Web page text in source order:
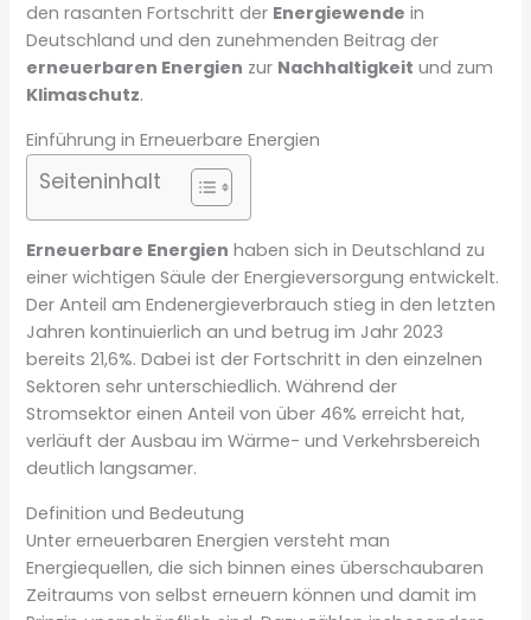
den rasanten Fortschritt der Energiewende in
Deutschland und den zunehmenden Beitrag der
erneuerbaren Energien zur Nachhaltigkeit und zum
Klimaschutz.
Einführung in Erneuerbare Energien
Seiteninhalt
Erneuerbare Energien haben sich in Deutschland zu
einer wichtigen Säule der Energieversorgung entwickelt.
Der Anteil am Endenergieverbrauch stieg in den letzten
Jahren kontinuierlich an und betrug im Jahr 2023
bereits 21,6%. Dabei ist der Fortschritt in den einzelnen
Sektoren sehr unterschiedlich. Während der
Stromsektor einen Anteil von über 46% erreicht hat,
verläuft der Ausbau im Wärme- und Verkehrsbereich
deutlich langsamer.
Definition und Bedeutung
Unter erneuerbaren Energien versteht man
Energiequellen, die sich binnen eines überschaubaren
Zeitraums von selbst erneuern können und damit im